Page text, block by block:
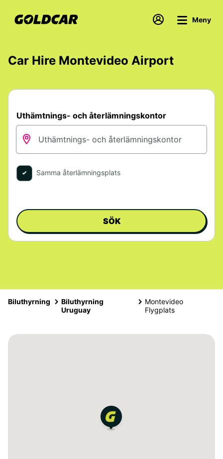
Meny
Car Hire Montevideo Airport
Uthämtnings- och återlämningskontor
Samma återlämningsplats
SÖK
Biluthyrning
Biluthyrning
Uruguay
Montevideo
Flygplats